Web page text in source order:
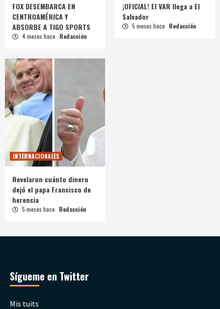
FOX DESEMBARCA EN
CENTROAMÉRICA Y
ABSORBE A TIGO SPORTS
4 meses hace Redacción
¡OFICIAL! El VAR llega a El
Salvador
5 meses hace Redacción
INTERNACIONALES
Revelaron cuánto dinero
dejó el papa Francisco de
herencia
5 meses hace Redacción
Sígueme en Twitter
Mis tuits